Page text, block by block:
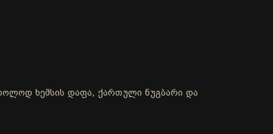
ხემსის დაფა, ქართული ნუგბარი და